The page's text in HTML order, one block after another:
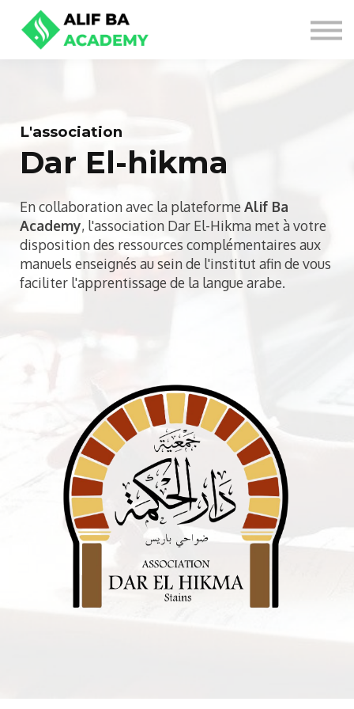
NOS OFFRES
SE CONNECTER
S'INSCRIRE
L'association
Dar El-hikma
En collaboration avec la plateformeAlif Ba
Academy, l'association Dar El-Hikma met à votre
disposition des ressources complémentaires aux
manuels enseignés au sein de l'institut afin de vous
faciliter l'apprentissage de la langue arabe.